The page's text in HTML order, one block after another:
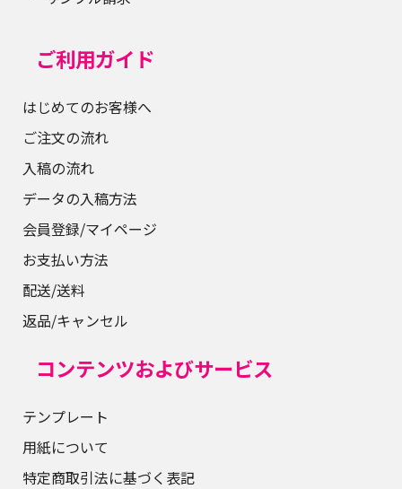
ご利用ガイド
はじめてのお客様へ
ご注文の流れ
入稿の流れ
データの入稿方法
会員登録/マイページ
お支払い方法
配送/送料
返品/キャンセル
コンテンツおよびサービス
テンプレート
用紙について
特定商取引法に基づく表記